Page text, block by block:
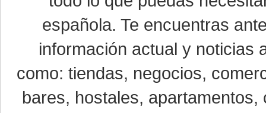
española. Te encuentras
información actual y noticias
como: tiendas, negocios,
bares, hostales,